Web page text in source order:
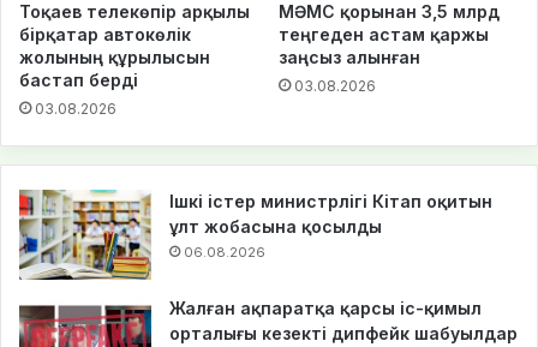
Тоқаев телекөпір арқылы
бірқатар автокөлік
жолының құрылысын
бастап берді
03.08.2026
МӘМС қорынан 3,5 млрд
теңгеден астам қаржы
заңсыз алынған
03.08.2026
Ішкі істер министрлігі Кітап оқитын
ұлт жобасына қосылды
06.08.2026
Жалған ақпаратқа қарсы іс-қимыл
орталығы кезекті дипфейк шабуылдар